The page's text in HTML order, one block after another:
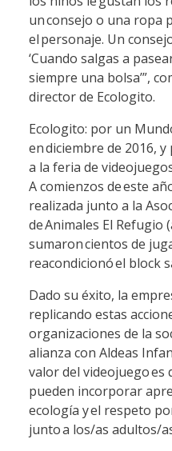
un consejo o una ropa
el personaje. Un
‘Cuando salgas a
siempre una bolsa’”,
director de Ecologito.
Ecologito: por un
en diciembre de 2016,
a la feria de
A comienzos de este
realizada junto a la
de Animales El Refugio
sumaron cientos de
reacondicionó el block
Dado su éxito, la
replicando estas
organizaciones de la
alianza con Aldeas
valor del videojuego es
pueden incorporar
ecología y el respeto
junto a los/as adultos/